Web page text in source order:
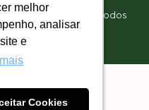
melhor
analisar
e
Cookies
melhor
analisar
e
Cookies
Personalizados © Todos